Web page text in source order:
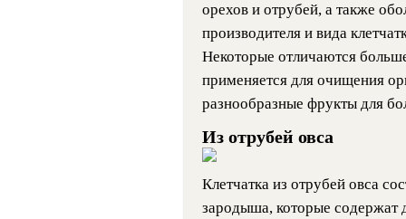
орехов и отрубей, а также
производителя и вида
Некоторые отличаются
применяется для очищения
разнообразные фрукты для
Из отрубей овса
Клетчатка из отрубей овса
зародыша, которые содержат